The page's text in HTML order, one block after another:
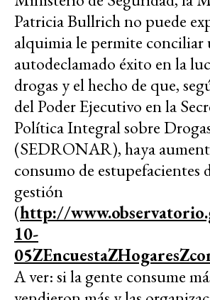
Patricia Bullrich no puede
alquimia le permite conciliar
autodeclamado éxito en la
drogas y el hecho de que,
del Poder Ejecutivo en la
Política Integral sobre
(SEDRONAR), haya
consumo de estupefacientes
gestión
(http://
10-
A ver: si la gente consume